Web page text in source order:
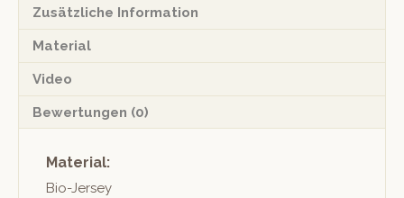
Zusätzliche Information
Material
Video
Bewertungen (0)
Material:
Bio-Jer­sey